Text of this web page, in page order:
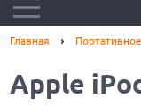
Главная
Apple